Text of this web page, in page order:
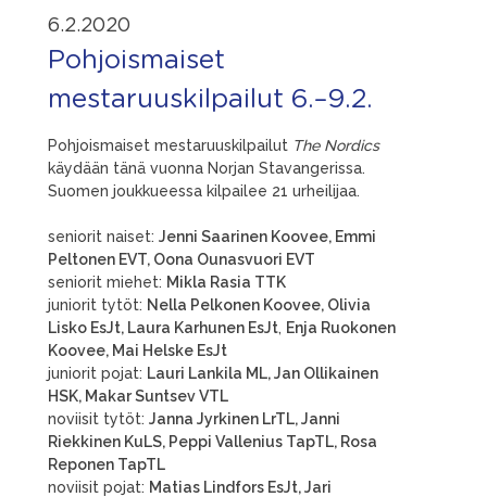
6.2.2020
Pohjoismaiset
mestaruuskilpailut 6.–9.2.
Pohjoismaiset mestaruuskilpailut The Nordics
käydään tänä vuonna Norjan Stavangerissa.
Suomen joukkueessa kilpailee 21 urheilijaa.
seniorit naiset: Jenni Saarinen Koovee, Emmi
Peltonen EVT, Oona Ounasvuori EVT
seniorit miehet: Mikla Rasia TTK
juniorit tytöt: Nella Pelkonen Koovee, Olivia
Lisko EsJt, Laura Karhunen EsJt, Enja Ruokonen
Koovee, Mai Helske EsJt
juniorit pojat: Lauri Lankila ML, Jan Ollikainen
HSK, Makar Suntsev VTL
noviisit tytöt: Janna Jyrkinen LrTL, Janni
Riekkinen KuLS, Peppi Vallenius TapTL, Rosa
Reponen TapTL
noviisit pojat: Matias Lindfors EsJt, Jari